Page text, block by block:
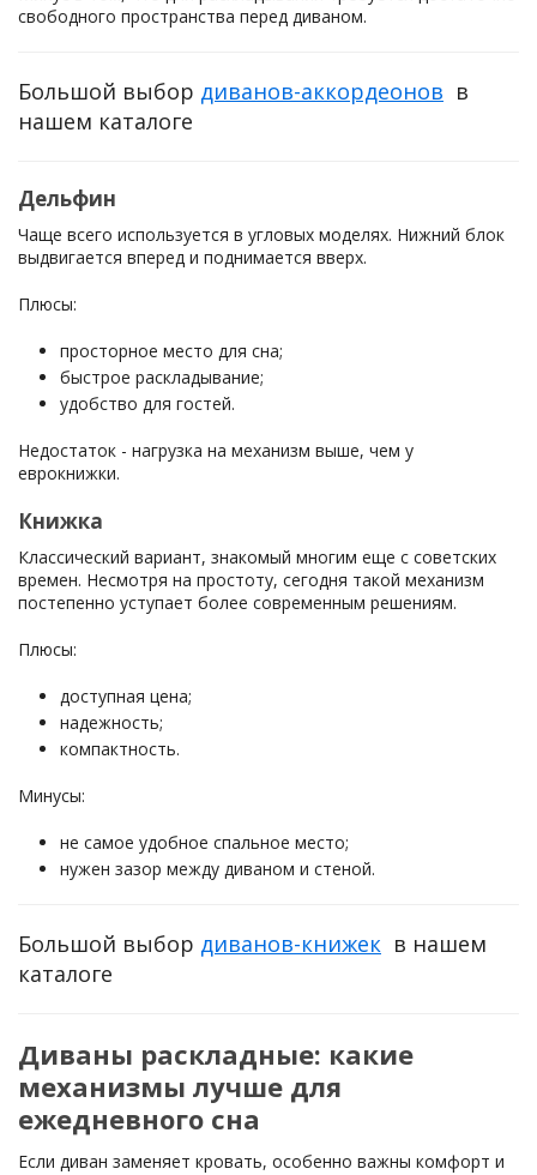
свободного пространства перед диваном.
Большой выбор диванов-аккордеонов в
нашем каталоге
Дельфин
Чаще всего используется в угловых моделях. Нижний блок
выдвигается вперед и поднимается вверх.
Плюсы:
просторное место для сна;
быстрое раскладывание;
удобство для гостей.
Недостаток - нагрузка на механизм выше, чем у
еврокнижки.
Книжка
Классический вариант, знакомый многим еще с советских
времен. Несмотря на простоту, сегодня такой механизм
постепенно уступает более современным решениям.
Плюсы:
доступная цена;
надежность;
компактность.
Минусы:
не самое удобное спальное место;
нужен зазор между диваном и стеной.
Большой выбор диванов-книжек в нашем
каталоге
Диваны раскладные: какие
механизмы лучше для
ежедневного сна
Если диван заменяет кровать, особенно важны комфорт и